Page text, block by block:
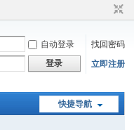
自动登录
找回密码
登录 立即注册
快捷导航